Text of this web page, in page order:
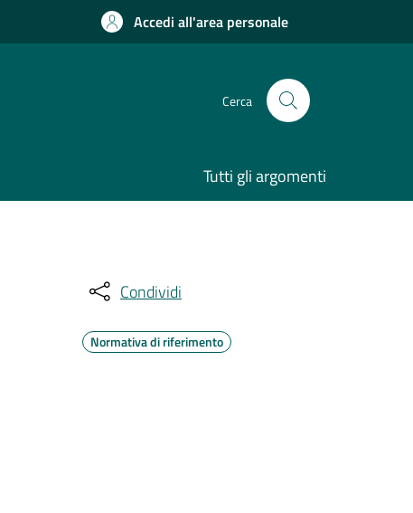
Accedi all'area personale
Cerca
Tutti gli argomenti
Condividi
Normativa di riferimento